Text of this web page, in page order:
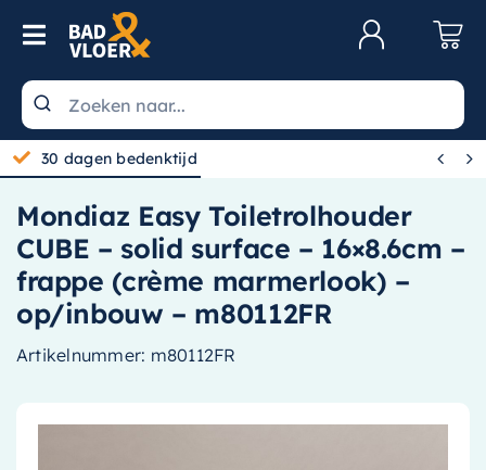
Skip to content
Toggle Navigation
Wastafels
Toiletten
Spiegels
Kranen
Douche
Badkamermeubels
30 dagen bedenktijd  
Mondiaz Easy Toiletrolhouder
CUBE – solid surface – 16×8.6cm –
frappe (crème marmerlook) –
op/inbouw – m80112FR
Artikelnummer: m80112FR